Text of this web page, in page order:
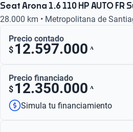
Seat Arona 1.6 110 HP AUTO FR
28.000 km • Metropolitana de
Precio contado
$ 12.597.000 ᴬ
Precio financiado
$ 12.350.000 ᴬ
Simula tu financiamiento